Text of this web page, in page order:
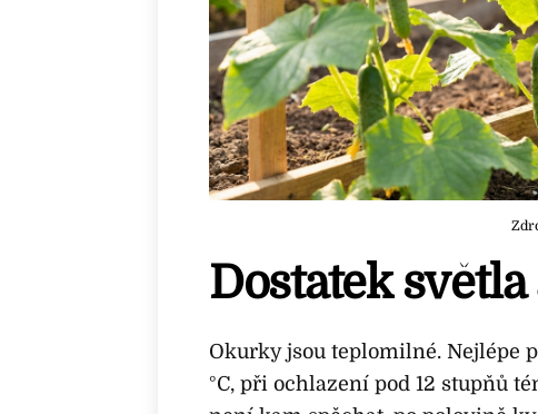
Dostatek
Okurky jsou teplomilné. Nejlépe
°C, při ochlazení pod 12 stupňů